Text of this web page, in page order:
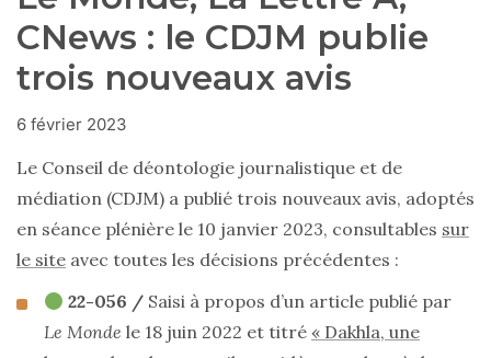
CNews : le CDJM publie
trois nouveaux avis
6 février 2023
Le Conseil de déontologie journalistique et de
médiation (CDJM) a publié trois nouveaux avis, adoptés
en séance plénière le 10 janvier 2023, consultables sur
le site avec toutes les décisions précédentes :
22-056 / Saisi à propos d’un article publié par
Le Monde le 18 juin 2022 et titré « Dakhla, une